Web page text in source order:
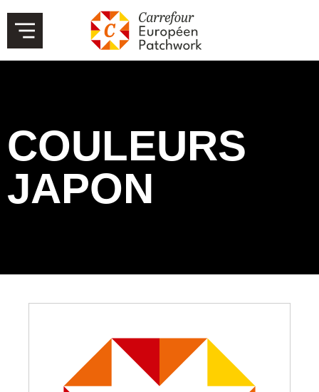
COULEURS
JAPON